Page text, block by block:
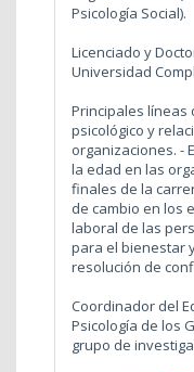
Psicología Social).
Licenciado y
Universidad
Principales líneas
psicológico y
organizaciones. -
la edad en las
finales de la
de cambio en los
laboral de las
para el bienestar
resolución de
Coordinador del
Psicología de los
grupo de